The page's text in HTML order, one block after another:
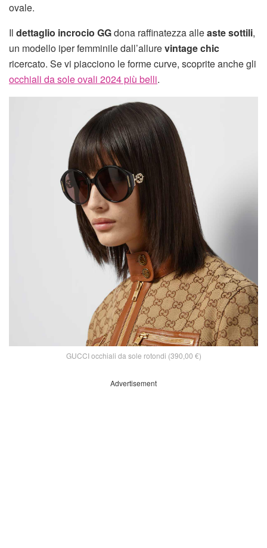
ovale.
Il dettaglio incrocio GGdona raffinatezza alleaste sottili,
un modello iper femminile dall’allurevintage chic
ricercato. Se vi piacciono le forme curve, scoprite anche gli
occhiali da sole ovali 2024 più belli.
GUCCI occhiali da sole rotondi (390,00 €)
Advertisement